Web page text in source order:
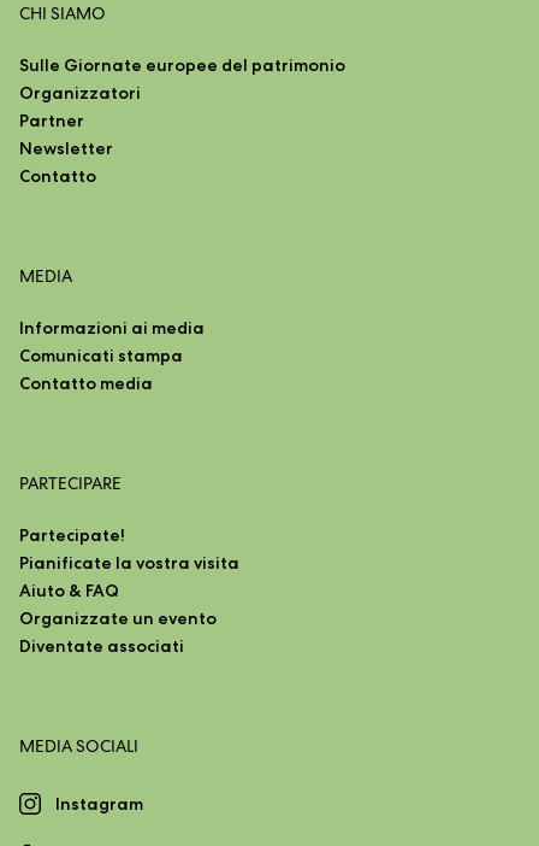
CHI SIAMO
Sulle Giornate europee del patrimonio
Organizzatori
Partner
Newsletter
Contatto
MEDIA
Informazioni ai media
Comunicati stampa
Contatto media
PARTECIPARE
Partecipate!
Pianificate la vostra visita
Aiuto & FAQ
Organizzate un evento
Diventate associati
MEDIA SOCIALI
Instagram